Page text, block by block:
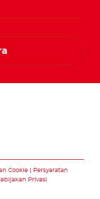
Cookie
Persyaratan
Privasi